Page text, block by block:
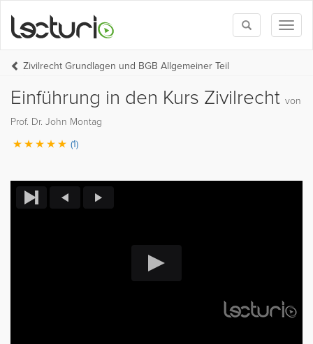
Toggle
search
Zivilrecht Grundlagen und BGB Allgemeiner Teil
Einführung in den Kurs Zivilrecht von
Prof. Dr. John Montag
(1)